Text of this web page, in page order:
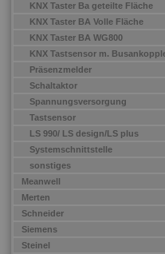
KNX Taster Ba geteilte Fläche
KNX Taster BA Volle Fläche
KNX Taster BA WG800
KNX Tastsensor m.
Präsenzmelder
Schaltaktor
Spannungsversorgung
Tastsensor
LS 990/ LS design/LS plus
Systemschnittstelle
sonstiges
Meanwell
Merten
Schneider
Siemens
Steinel